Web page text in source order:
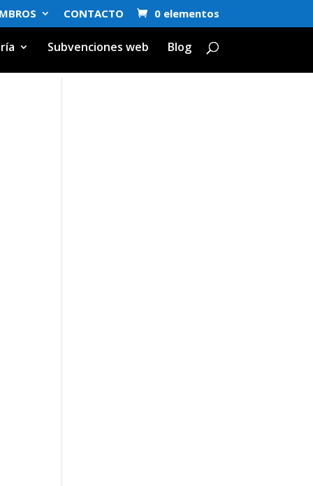
CONTACTO 0 elementos
Subvenciones web Blog